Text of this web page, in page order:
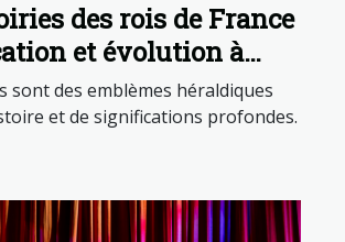
des rois de France
et évolution à
siècles
sont des emblèmes héraldiques
et de significations profondes.